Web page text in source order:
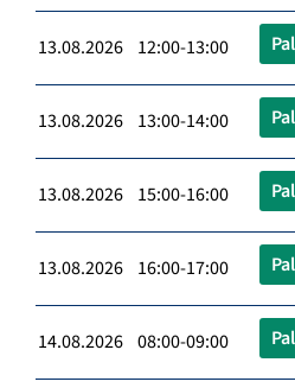
13.08.2026 12:00-13:00
13.08.2026 13:00-14:00
13.08.2026 15:00-16:00
13.08.2026 16:00-17:00
14.08.2026 08:00-09:00